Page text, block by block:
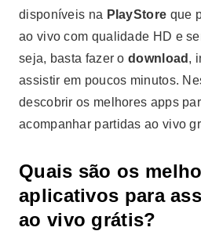
disponíveis na PlayStore que
ao vivo com qualidade HD e
seja, basta fazer odownload ,
assistir em poucos minutos.
descobrir os melhores apps
acompanhar partidas ao vivo
Quais são os
aplicativos para
ao vivo grátis?